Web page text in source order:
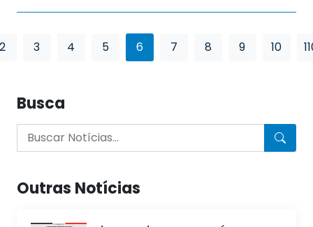
2 3 4 5 6 7 8 9 10
Busca
Outras Notícias